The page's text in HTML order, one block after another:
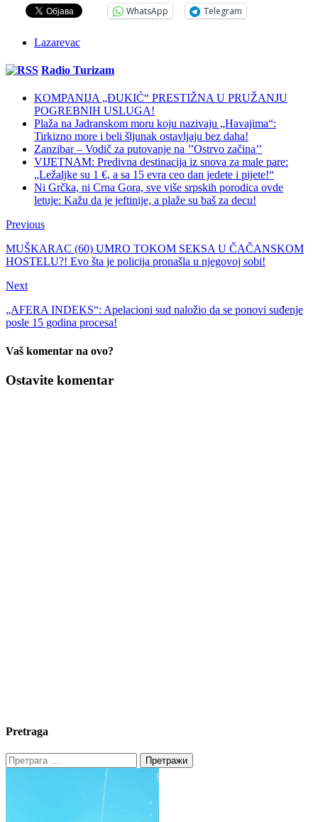
WhatsApp Telegram
Lazarevac
Radio Turizam
KOMPANIJA „ĐUKIĆ“ PRESTIŽNA U PRUŽANJU
POGREBNIH USLUGA!
Plaža na Jadranskom moru koju nazivaju „Havajima“:
Tirkizno more i beli šljunak ostavljaju bez daha!
Zanzibar – Vodič za putovanje na ’’Ostrvo začina’’
VIJETNAM: Predivna destinacija iz snova za male pare:
„Ležaljke su 1 €, a sa 15 evra ceo dan jedete i pijete!“
Ni Grčka, ni Crna Gora, sve više srpskih porodica ovde
letuje: Kažu da je jeftinije, a plaže su baš za decu!
Previous
MUŠKARAC (60) UMRO TOKOM SEKSA U ČAČANSKOM
HOSTELU?! Evo šta je policija pronašla u njegovoj sobi!
Next
„AFERA INDEKS“: Apelacioni sud naložio da se ponovi suđenje
posle 15 godina procesa!
Vaš komentar na ovo?
Ostavite komentar
Pretraga
Претрага
за: